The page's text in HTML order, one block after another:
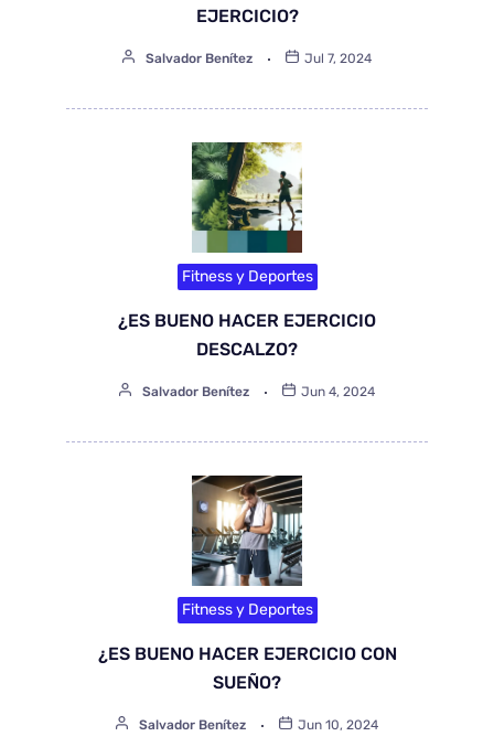
EJERCICIO?
Salvador Benítez Jul 7, 2024
Fitness y Deportes
¿ES BUENO HACER EJERCICIO
DESCALZO?
Salvador Benítez Jun 4, 2024
Fitness y Deportes
¿ES BUENO HACER EJERCICIO CON
SUEÑO?
Salvador Benítez Jun 10, 2024